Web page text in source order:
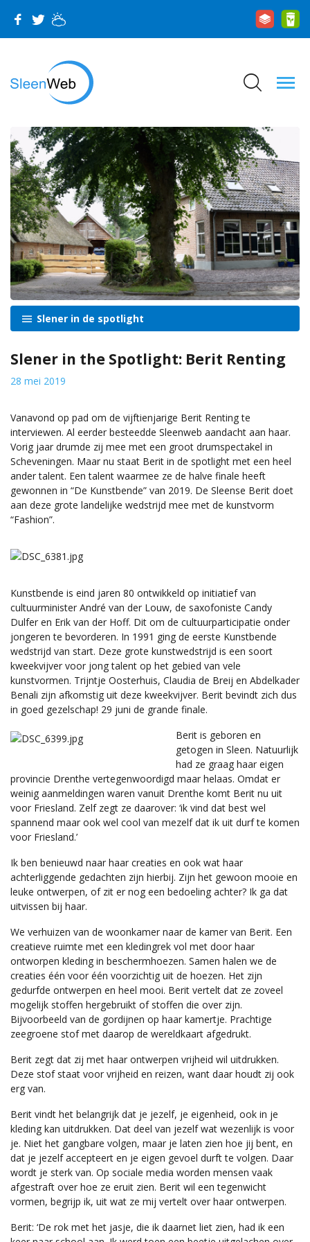
Slener in de spotlight
Slener in the Spotlight: Berit Renting
28 mei 2019
Vanavond op pad om de vijftienjarige Berit Renting te
interviewen. Al eerder besteedde Sleenweb aandacht aan haar.
Vorig jaar drumde zij mee met een groot drumspectakel in
Scheveningen. Maar nu staat Berit in de spotlight met een heel
ander talent. Een talent waarmee ze de halve finale heeft
gewonnen in “De Kunstbende” van 2019. De Sleense Berit doet
aan deze grote landelijke wedstrijd mee met de kunstvorm
“Fashion”.
Kunstbende is eind jaren 80 ontwikkeld op initiatief van
cultuurminister André van der Louw, de saxofoniste Candy
Dulfer en Erik van der Hoff. Dit om de cultuurparticipatie onder
jongeren te bevorderen. In 1991 ging de eerste Kunstbende
wedstrijd van start. Deze grote kunstwedstrijd is een soort
kweekvijver voor jong talent op het gebied van vele
kunstvormen. Trijntje Oosterhuis, Claudia de Breij en Abdelkader
Benali zijn afkomstig uit deze kweekvijver. Berit bevindt zich dus
in goed gezelschap! 29 juni de grande finale.
Berit is geboren en
getogen in Sleen. Natuurlijk
had ze graag haar eigen
provincie Drenthe vertegenwoordigd maar helaas. Omdat er
weinig aanmeldingen waren vanuit Drenthe komt Berit nu uit
voor Friesland. Zelf zegt ze daarover: ‘ik vind dat best wel
spannend maar ook wel cool van mezelf dat ik uit durf te komen
voor Friesland.’
Ik ben benieuwd naar haar creaties en ook wat haar
achterliggende gedachten zijn hierbij. Zijn het gewoon mooie en
leuke ontwerpen, of zit er nog een bedoeling achter? Ik ga dat
uitvissen bij haar.
We verhuizen van de woonkamer naar de kamer van Berit. Een
creatieve ruimte met een kledingrek vol met door haar
ontworpen kleding in beschermhoezen. Samen halen we de
creaties één voor één voorzichtig uit de hoezen. Het zijn
gedurfde ontwerpen en heel mooi. Berit vertelt dat ze zoveel
mogelijk stoffen hergebruikt of stoffen die over zijn.
Bijvoorbeeld van de gordijnen op haar kamertje. Prachtige
zeegroene stof met daarop de wereldkaart afgedrukt.
Berit zegt dat zij met haar ontwerpen vrijheid wil uitdrukken.
Deze stof staat voor vrijheid en reizen, want daar houdt zij ook
erg van.
Berit vindt het belangrijk dat je jezelf, je eigenheid, ook in je
kleding kan uitdrukken. Dat deel van jezelf wat wezenlijk is voor
je. Niet het gangbare volgen, maar je laten zien hoe jij bent, en
dat je jezelf accepteert en je eigen gevoel durft te volgen. Daar
wordt je sterk van. Op sociale media worden mensen vaak
afgestraft over hoe ze eruit zien. Berit wil een tegenwicht
vormen, begrijp ik, uit wat ze mij vertelt over haar ontwerpen.
Berit: ‘De rok met het jasje, die ik daarnet liet zien, had ik een